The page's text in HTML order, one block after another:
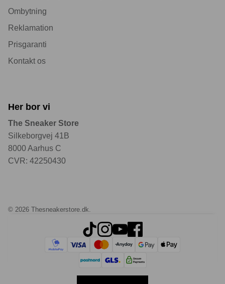
Ombytning
Reklamation
Prisgaranti
Kontakt os
Her bor vi
The Sneaker Store
Silkeborgvej 41B
8000 Aarhus C
CVR: 42250430
© 2026 Thesneakerstore.dk.